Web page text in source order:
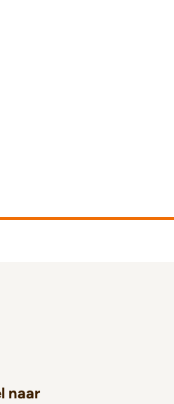
naar